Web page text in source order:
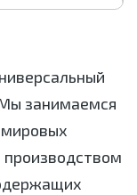
занимаемся